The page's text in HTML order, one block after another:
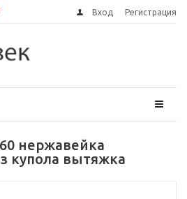
Вход Регистрация
нержавейка
купола вытяжка